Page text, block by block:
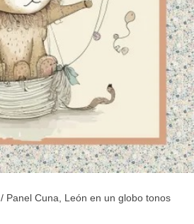
/ Panel Cuna, León en un globo tonos